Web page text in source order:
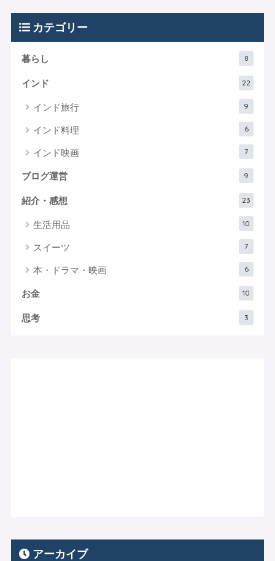
カテゴリー
暮らし 8
インド 22
インド旅行 9
インド料理 6
インド映画 7
ブログ運営 9
紹介・感想 23
生活用品 10
スイーツ 7
本・ドラマ・映画 6
お金 10
思考 3
アーカイブ